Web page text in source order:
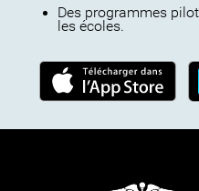
Des programmes
les écoles.